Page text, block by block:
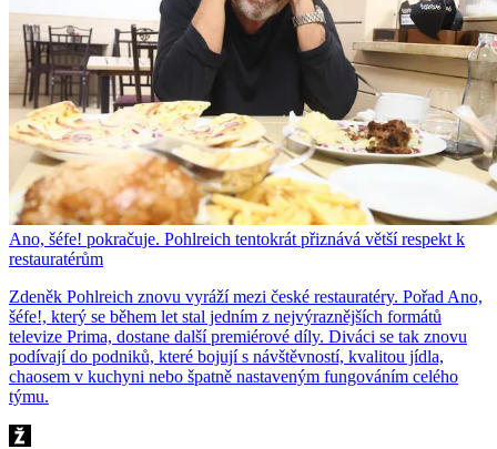
Ano, šéfe! pokračuje. Pohlreich tentokrát přiznává větší respekt k
restauratérům
Zdeněk Pohlreich znovu vyráží mezi české restauratéry. Pořad Ano,
šéfe!, který se během let stal jedním z nejvýraznějších formátů
televize Prima, dostane další premiérové díly. Diváci se tak znovu
podívají do podniků, které bojují s návštěvností, kvalitou jídla,
chaosem v kuchyni nebo špatně nastaveným fungováním celého
týmu.